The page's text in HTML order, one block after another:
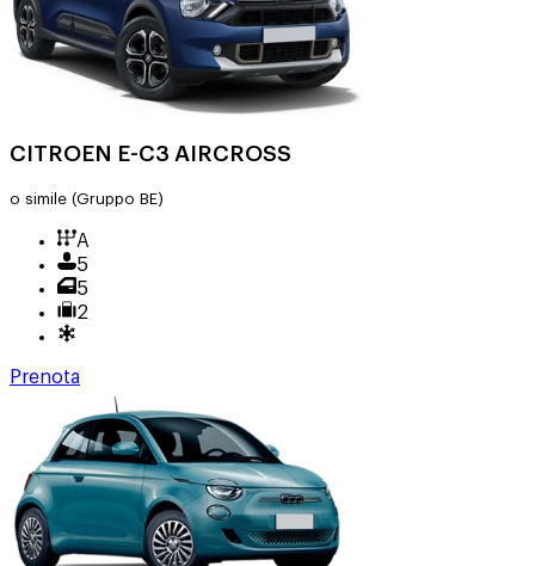
CITROEN E-C3 AIRCROSS
o simile (Gruppo BE)
A
5
5
2
Prenota